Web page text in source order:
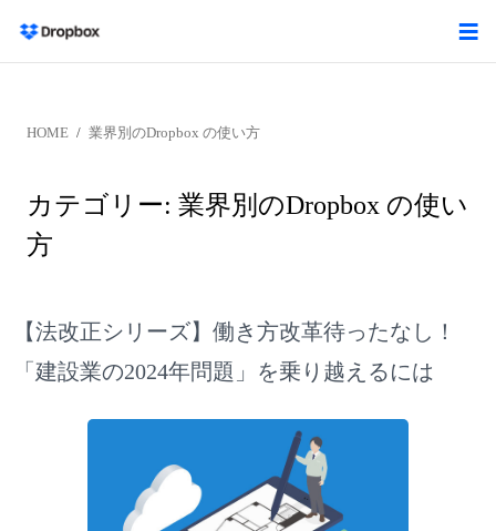
HOME 業界別のDropbox の使い方
カテゴリー: 業界別のDropbox の使い
方
【法改正シリーズ】働き方改革待ったなし！
「建設業の2024年問題」を乗り越えるには